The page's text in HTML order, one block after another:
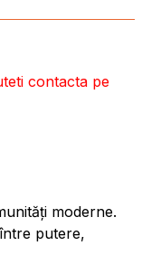
contacta pe
moderne.
putere,